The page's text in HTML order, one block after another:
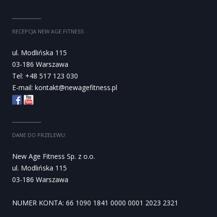
RECEPCJA NEW AGE FITNESS:
ul. Modlińska 115
03-186 Warszawa
Tel: +48 517 123 030
E-mail: kontakt@newagefitness.pl
DANE DO PRZELEWU:
New Age Fitness Sp. z o.o.
ul. Modlińska 115
03-186 Warszawa
NUMER KONTA: 66 1090 1841 0000 0001 2023 2321